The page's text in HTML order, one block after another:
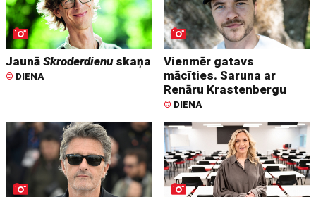
JaunāSkroderdienuskaņa
© DIENA
Vienmēr gatavs
mācīties. Saruna ar
Renāru Krastenbergu
© DIENA